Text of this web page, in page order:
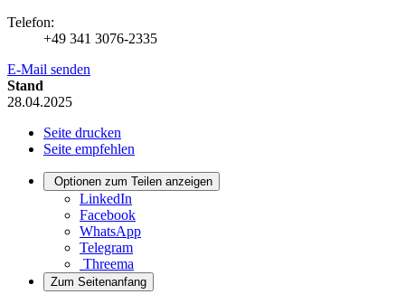
Telefon:
+49 341 3076-2335
E-Mail senden
Stand
28.04.2025
Seite drucken
Seite empfehlen
Optionen zum Teilen anzeigen
LinkedIn
Facebook
WhatsApp
Telegram
Threema
Zum Seitenanfang